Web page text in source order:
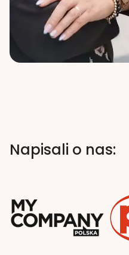
Napisali o nas: